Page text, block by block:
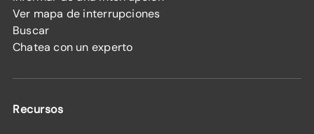
Ver mapa de interrupciones
Buscar
Chatea con un experto
Recursos